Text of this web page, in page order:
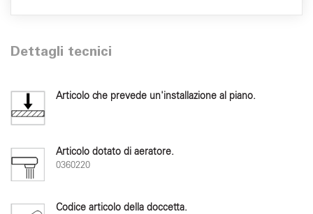
Dettagli tecnici
Articolo che prevede un'installazione al piano.
Articolo dotato di aeratore.
0360220
Codice articolo della doccetta.